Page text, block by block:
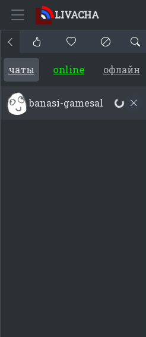
LIVACHA
чаты online офлайн
banasi-gamesal